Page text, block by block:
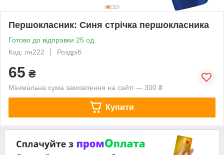
Першокласник: Синя стрічка першокласника
Готово до відправки 25 од.
Код: лн222
Роздріб
65 ₴
Мінімальна сума замовлення на сайті — 300 ₴
Купити